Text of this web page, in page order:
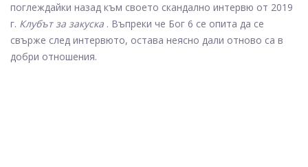
поглеждайки назад към своето скандално интервю от 2019
г. Клубът за закуска . Въпреки че Бог 6 се опита да се
свърже след интервюто, остава неясно дали отново са в
добри отношения.